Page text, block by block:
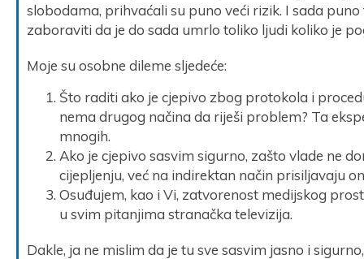
slobodama, prihvaćali su puno veći rizik. I sada
zaboraviti da je do sada umrlo toliko ljudi koliko je
Moje su osobne dileme sljedeće:
Što raditi ako je cjepivo zbog protokola i
nema drugog načina da riješi problem? Ta
mnogih.
Ako je cjepivo sasvim sigurno, zašto vlade ne
cijepljenju, već na indirektan način prisiljavaju
Osuđujem, kao i Vi, zatvorenost medijskog
u svim pitanjima stranačka televizija.
Dakle, ja ne mislim da je tu sve sasvim jasno i